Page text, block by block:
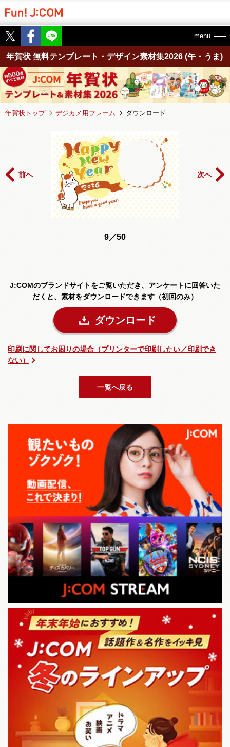
Twitter Facebook
menu
年賀状 無料テンプレート・デザイン素材集2026 (午・うま)
年賀状トップ デジカメ用フレーム ダウンロード
9／50
J:COMのブランドサイトをご覧いただき、 アンケートに回答いた
だくと、素材をダウンロードできます（初回のみ）
ダウンロード
印刷に関してお困りの場合（プリンターで印刷したい／印刷でき
ない）
一覧へ戻る